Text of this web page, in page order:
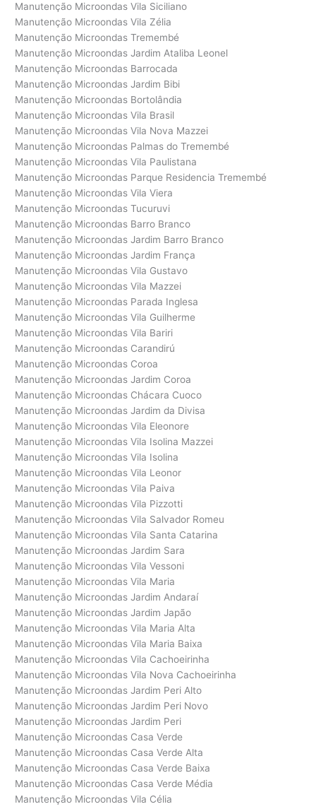
Manutenção Microondas Vila Siciliano
Manutenção Microondas Vila Zélia
Manutenção Microondas Tremembé
Manutenção Microondas Jardim Ataliba Leonel
Manutenção Microondas Barrocada
Manutenção Microondas Jardim Bibi
Manutenção Microondas Bortolândia
Manutenção Microondas Vila Brasil
Manutenção Microondas Vila Nova Mazzei
Manutenção Microondas Palmas do Tremembé
Manutenção Microondas Vila Paulistana
Manutenção Microondas Parque Residencia Tremembé
Manutenção Microondas Vila Viera
Manutenção Microondas Tucuruvi
Manutenção Microondas Barro Branco
Manutenção Microondas Jardim Barro Branco
Manutenção Microondas Jardim França
Manutenção Microondas Vila Gustavo
Manutenção Microondas Vila Mazzei
Manutenção Microondas Parada Inglesa
Manutenção Microondas Vila Guilherme
Manutenção Microondas Vila Bariri
Manutenção Microondas Carandirú
Manutenção Microondas Coroa
Manutenção Microondas Jardim Coroa
Manutenção Microondas Chácara Cuoco
Manutenção Microondas Jardim da Divisa
Manutenção Microondas Vila Eleonore
Manutenção Microondas Vila Isolina Mazzei
Manutenção Microondas Vila Isolina
Manutenção Microondas Vila Leonor
Manutenção Microondas Vila Paiva
Manutenção Microondas Vila Pizzotti
Manutenção Microondas Vila Salvador Romeu
Manutenção Microondas Vila Santa Catarina
Manutenção Microondas Jardim Sara
Manutenção Microondas Vila Vessoni
Manutenção Microondas Vila Maria
Manutenção Microondas Jardim Andaraí
Manutenção Microondas Jardim Japão
Manutenção Microondas Vila Maria Alta
Manutenção Microondas Vila Maria Baixa
Manutenção Microondas Vila Cachoeirinha
Manutenção Microondas Vila Nova Cachoeirinha
Manutenção Microondas Jardim Peri Alto
Manutenção Microondas Jardim Peri Novo
Manutenção Microondas Jardim Peri
Manutenção Microondas Casa Verde
Manutenção Microondas Casa Verde Alta
Manutenção Microondas Casa Verde Baixa
Manutenção Microondas Casa Verde Média
Manutenção Microondas Vila Célia